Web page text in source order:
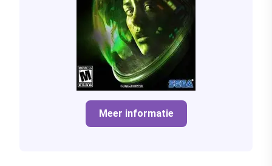
Meer informatie